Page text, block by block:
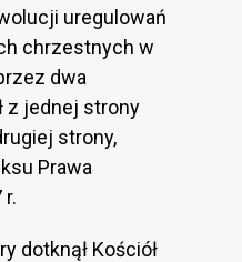
uregulowań
chrzestnych w
dwa
z jednej strony
strony,
Prawa
dotknął Kościół